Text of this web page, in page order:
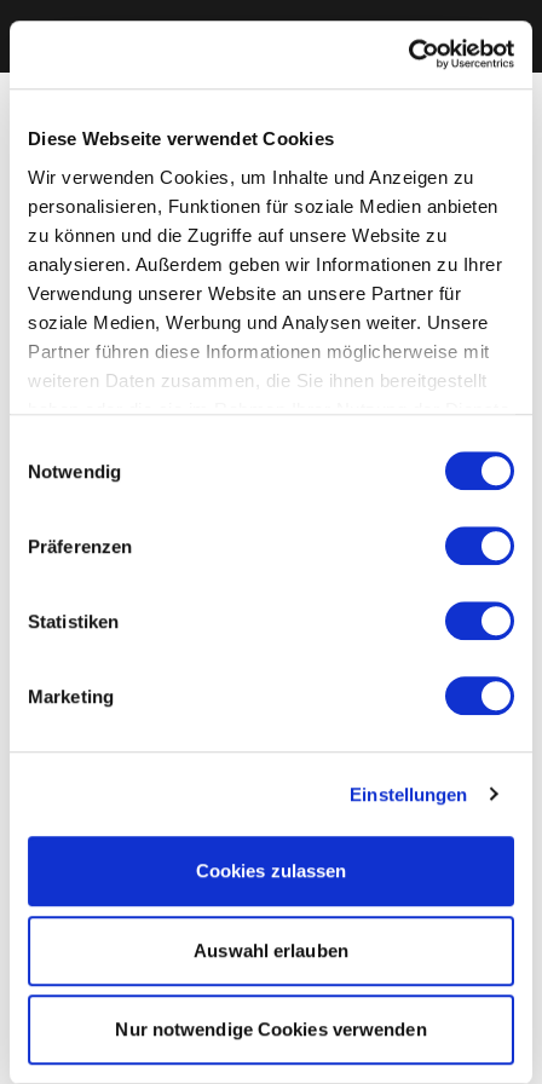
Diese Webseite verwendet Cookies
Wir verwenden Cookies, um Inhalte und Anzeigen zu
personalisieren, Funktionen für soziale Medien anbieten
zu können und die Zugriffe auf unsere Website zu
analysieren. Außerdem geben wir Informationen zu Ihrer
Verwendung unserer Website an unsere Partner für
soziale Medien, Werbung und Analysen weiter. Unsere
Partner führen diese Informationen möglicherweise mit
weiteren Daten zusammen, die Sie ihnen bereitgestellt
Cookies, wenn Sie unsere Webseite weiterhin nutzen.
Notwendig
Präferenzen
Statistiken
Marketing
Einstellungen
Cookies zulassen
Auswahl erlauben
Nur notwendige Cookies verwenden